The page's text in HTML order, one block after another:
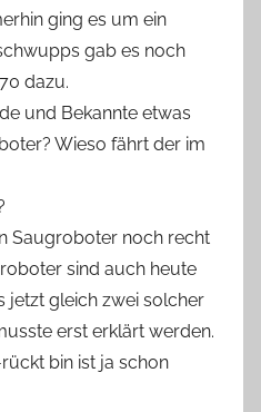
ging es um ein
gab es noch
dazu.
und Bekannte etwas
Wieso fährt der im
Saugroboter noch recht
sind auch heute
jetzt gleich zwei solcher
erst erklärt werden.
bin ist ja schon